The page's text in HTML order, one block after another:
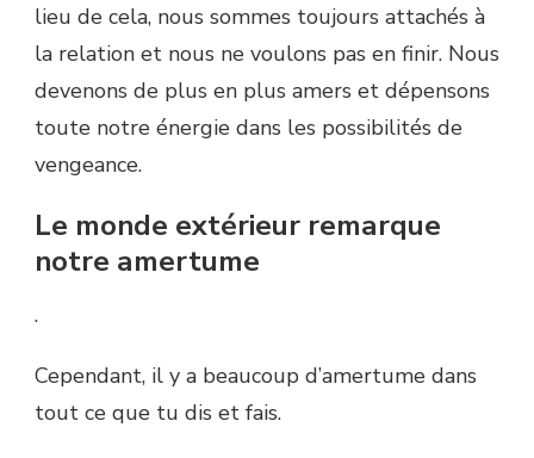
lieu de cela, nous sommes toujours attachés à
la relation et nous ne voulons pas en finir. Nous
devenons de plus en plus amers et dépensons
toute notre énergie dans les possibilités de
vengeance.
Le monde extérieur remarque
notre amertume
.
Cependant, il y a beaucoup d’amertume dans
tout ce que tu dis et fais.